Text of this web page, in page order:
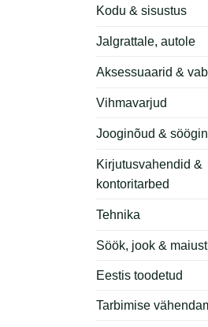
Kodu & sisustus
Jalgrattale, autole
Aksessuaarid &
Vihmavarjud
Jooginõud &
Kirjutusvahendid &
kontoritarbed
Tehnika
Söök, jook &
Eestis toodetud
Tarbimise